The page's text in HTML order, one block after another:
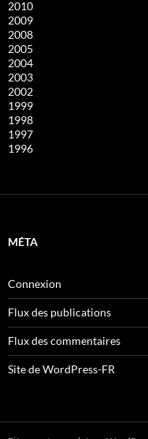
2010
2009
2008
2005
2004
2003
2002
1999
1998
1997
1996
MÉTA
Connexion
Flux des publications
Flux des commentaires
Site de WordPress-FR